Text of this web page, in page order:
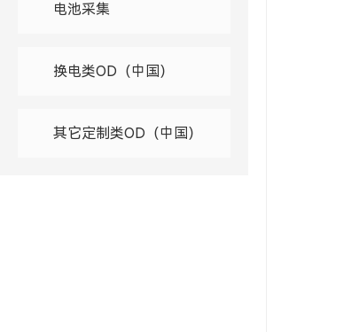
电池采集
换电类OD（中国）
其它定制类OD（中国）